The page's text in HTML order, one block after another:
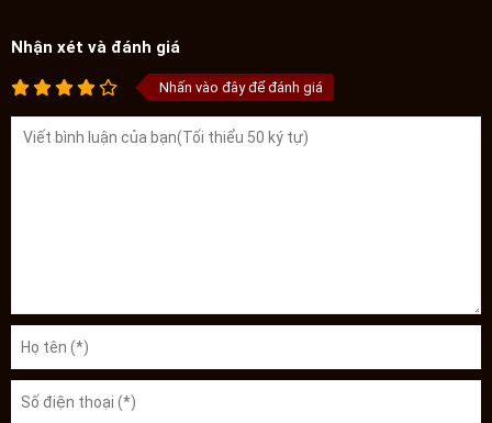
Nhận xét và đánh giá
Nhấn vào đây để đánh giá